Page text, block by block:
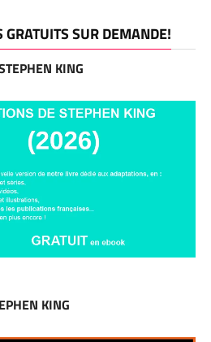
SUR DEMANDE!
KING
KING